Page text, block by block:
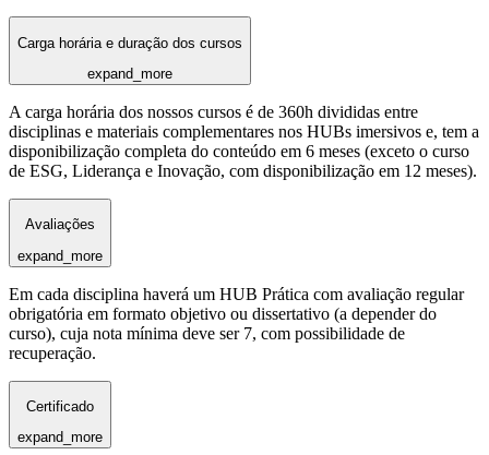
Carga horária e duração dos cursos
expand_more
A carga horária dos nossos cursos é de 360h divididas entre
disciplinas e materiais complementares nos HUBs imersivos e, tem a
disponibilização completa do conteúdo em 6 meses (exceto o curso
de ESG, Liderança e Inovação, com disponibilização em 12 meses).
Avaliações
expand_more
Em cada disciplina haverá um HUB Prática com avaliação regular
obrigatória em formato objetivo ou dissertativo (a depender do
curso), cuja nota mínima deve ser 7, com possibilidade de
recuperação.
Certificado
expand_more